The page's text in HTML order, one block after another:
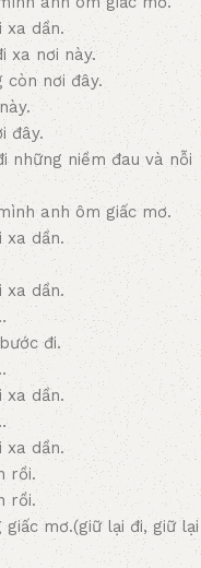
xa dần.
xa nơi này.
còn nơi đây.
đây.
những niềm đau và nỗi
anh ôm giấc mơ.
xa dần.
xa dần.
đi.
xa dần.
xa dần.
rồi.
rồi.
mơ.(giữ lại đi, giữ lại